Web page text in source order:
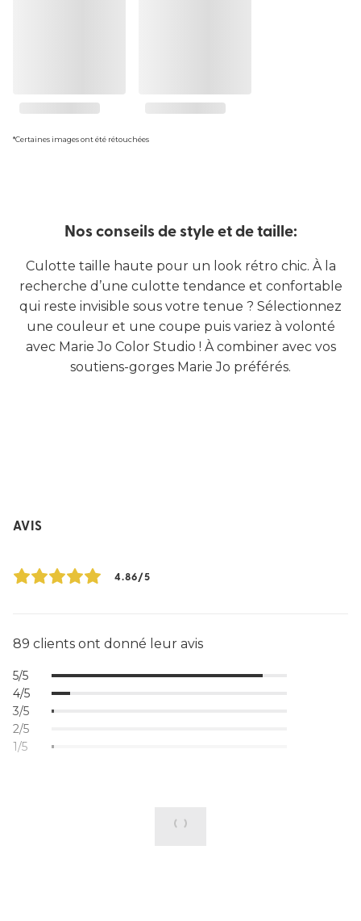
*Certaines images ont été rétouchées
Nos conseils de style et de taille:
Culotte taille haute pour un look rétro chic. À la
recherche d’une culotte tendance et confortable
qui reste invisible sous votre tenue ? Sélectionnez
une couleur et une coupe puis variez à volonté
avec Marie Jo Color Studio ! À combiner avec vos
soutiens-gorges Marie Jo préférés.
AVIS
4.86/5
89 clients ont donné leur avis
5/5
4/5
3/5
2/5
1/5